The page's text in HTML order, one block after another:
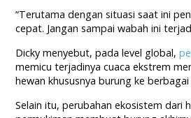
“Terutama dengan situasi saat ini
cepat. Jangan sampai wabah ini
Dicky menyebut, pada level global,
memicu terjadinya cuaca ekstrem
hewan khususnya burung ke berbagai
Selain itu, perubahan ekosistem dari